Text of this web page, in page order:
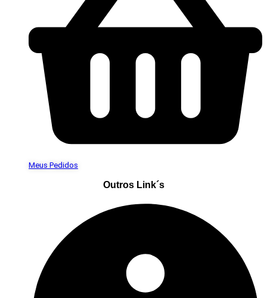
Meus Pedidos
Outros Link´s